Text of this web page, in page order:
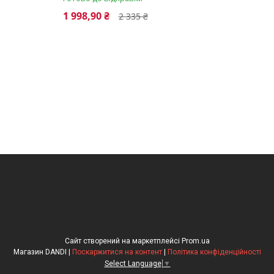
2 335 ₴
1 998,90 ₴
Сайт створений на маркетплейсі Prom.ua
Поскаржитися на контент
Політика конфіденційності
Select Language ▼